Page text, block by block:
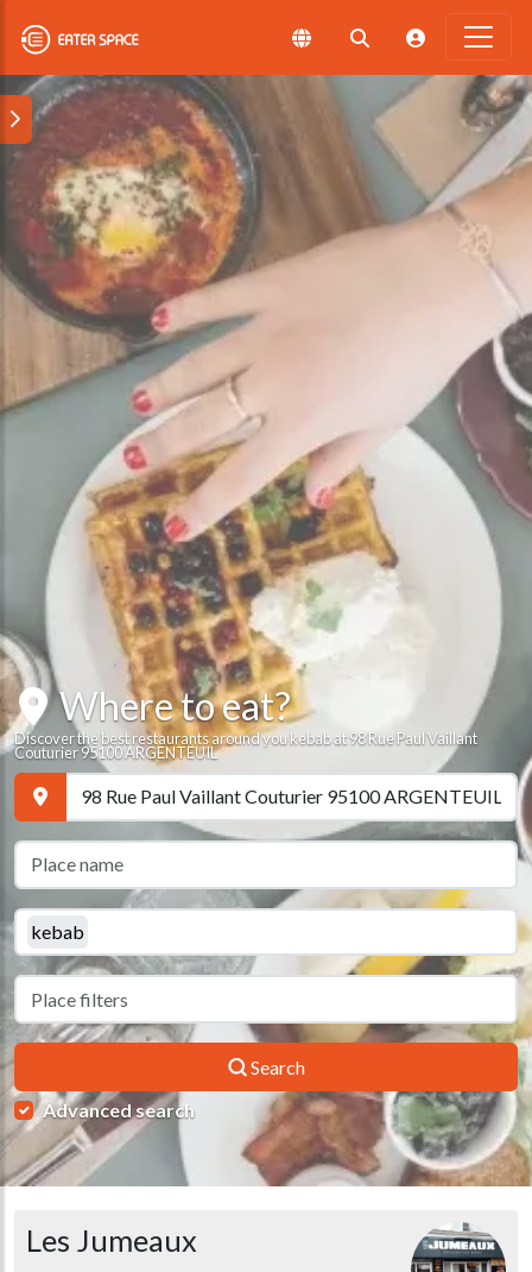
Where to eat?
Discover the best restaurants around you kebab at 98 Rue Paul Vaillant
Couturier 95100 ARGENTEUIL
kebab
Search
Advanced search
Les Jumeaux